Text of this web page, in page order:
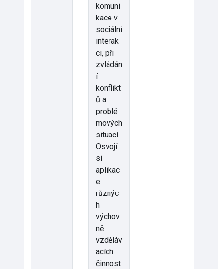
komuni
kace v
sociální
interak
ci, při
zvládán
í
konflikt
ů a
problé
mových
situací.
Osvojí
si
aplikac
e
různýc
h
výchov
ně
vzděláv
acích
činnost